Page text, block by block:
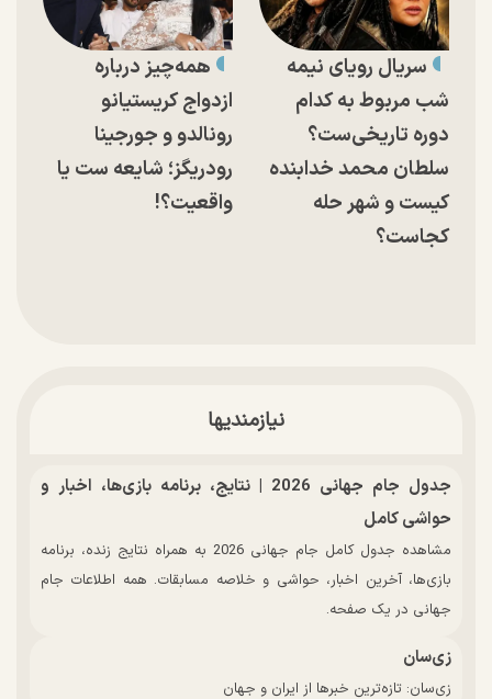
سریال رویای نیمه
شب مربوط به کدام
دوره تاریخی‌ست؟
سلطان محمد خدابنده
کیست و شهر حله
کجاست؟
همه‌چیز درباره
ازدواج کریستیانو
رونالدو و جورجینا
رودریگز؛ شایعه ست یا
واقعیت؟!
نیازمندیها
جدول جام جهانی 2026 | نتایج، برنامه بازی‌ها، اخبار و
حواشی کامل
مشاهده جدول کامل جام جهانی 2026 به همراه نتایج زنده، برنامه
بازی‌ها، آخرین اخبار، حواشی و خلاصه مسابقات. همه اطلاعات جام
جهانی در یک صفحه.
زی‌سان
زی‌سان: تازه‌ترین خبرها از ایران و جهان